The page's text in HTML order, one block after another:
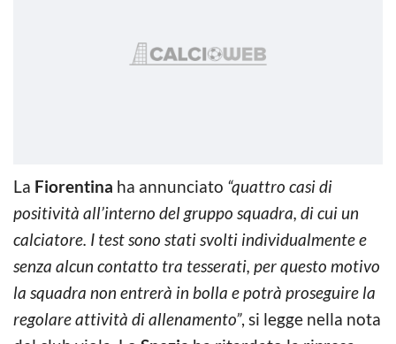
La Fiorentina ha annunciato “quattro casi di
positività all’interno del gruppo squadra, di cui un
calciatore. I test sono stati svolti individualmente e
senza alcun contatto tra tesserati, per questo motivo
la squadra non entrerà in bolla e potrà proseguire la
regolare attività di allenamento”, si legge nella nota